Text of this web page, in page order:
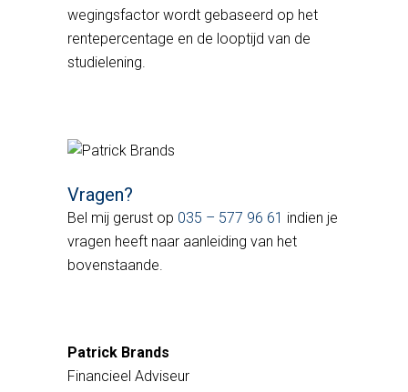
wegingsfactor wordt gebaseerd op het
rentepercentage en de looptijd van de
studielening.
Vragen?
Bel mij gerust op 035 – 577 96 61 indien je
vragen heeft naar aanleiding van het
bovenstaande.
Patrick Brands
Financieel Adviseur